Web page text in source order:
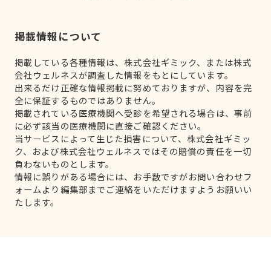
掲載情報について
掲載している各種情報は、株式会社ギミック、または株式
会社ウェルネスが調査した情報をもとにしています。
出来るだけ正確な情報掲載に努めておりますが、内容を完
全に保証するものではありません。
掲載されている医療機関へ受診を希望される場合は、事前
に必ず該当の医療機関に直接ご確認ください。
当サービスによって生じた損害について、株式会社ギミッ
ク、および株式会社ウェルネスではその賠償の責任を一切
負わないものとします。
情報に誤りがある場合には、お手数ですがお問い合わせフ
ォームより編集部までご連絡をいただけますようお願いい
たします。